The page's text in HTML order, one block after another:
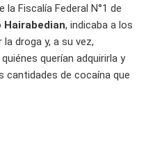
Fiscalía Federal N°1 de
Hairabedian, indicaba a los
droga y, a su vez,
querían adquirirla y
cantidades de cocaína que